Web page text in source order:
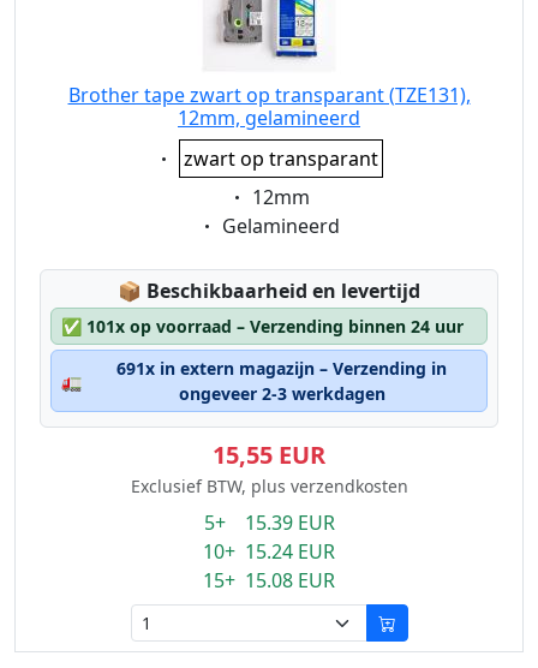
Brother tape zwart op transparant (TZE131),
12mm, gelamineerd
Eigenschaft:
zwart op transparant
Eigenschaft:
12mm
Eigenschaft:
Gelamineerd
📦 Lagerstatus:
Beschikbaarheid en levertijd
✅ 101x op voorraad – Verzending binnen 24 uur
🚛
691x in extern magazijn – Verzending in
ongeveer 2-3 werkdagen
15,55 EUR
Exclusief BTW, plus verzendkosten
5+ 15.39 EUR
10+ 15.24 EUR
15+ 15.08 EUR